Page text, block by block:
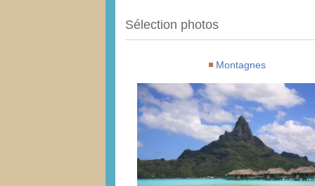
Sélection photos
Montagnes